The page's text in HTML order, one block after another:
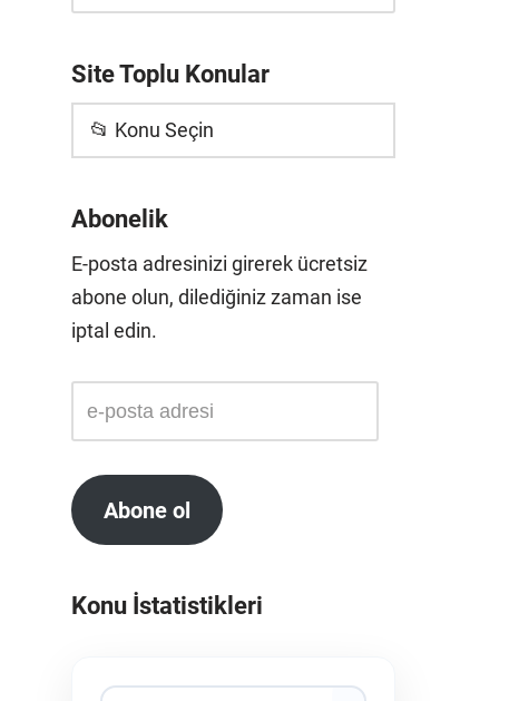
Site Toplu Konular
📂 Konu Seçin
Abonelik
E-posta adresinizi girerek ücretsiz
abone olun, dilediğiniz zaman ise
iptal edin.
Abone ol
Konu İstatistikleri